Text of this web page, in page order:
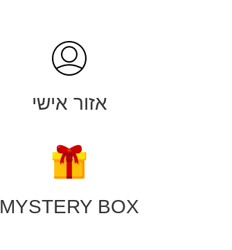
אזור אישי
MYSTERY BOX